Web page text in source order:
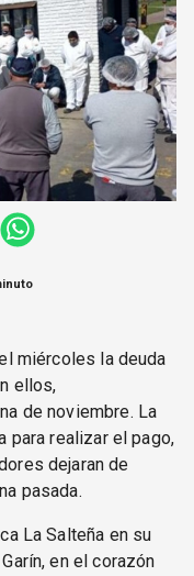
miércoles la deuda
ellos,
de noviembre. La
para realizar el pago,
dejaran de
pasada.
La Salteña en su
en el corazón